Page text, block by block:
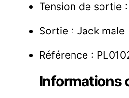
Tension de sortie
Sortie : Jack male
Référence :
Informations